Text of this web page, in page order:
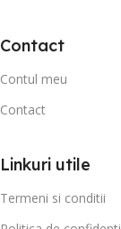
Contact
Contul meu
Contact
Linkuri utile
Termeni si conditii